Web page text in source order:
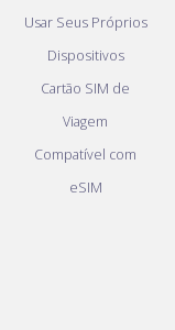
Usar Seus Próprios
Dispositivos
Cartão SIM de
Viagem
Compatível com
eSIM